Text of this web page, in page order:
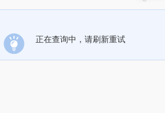
正在查询中，请刷新重试